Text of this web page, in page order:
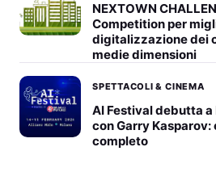
NEXTOWN
Competition per
digitalizzazione dei
medie dimensioni
SPETTACOLI & CINEMA
AI Festival debutta
con Garry
completo